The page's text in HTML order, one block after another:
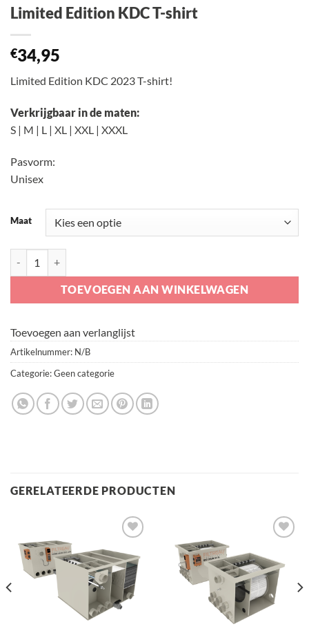
Limited Edition KDC T-shirt
€34,95
Limited Edition KDC 2023 T-shirt!
Verkrijgbaar in de maten:
S | M | L | XL | XXL | XXXL
Pasvorm:
Unisex
Maat
TOEVOEGEN AAN WINKELWAGEN
Toevoegen aan verlanglijst
Artikelnummer: N/B
Categorie:Geen categorie
GERELATEERDE PRODUCTEN
Toevoegen
aan
verlanglijst
aan
verlanglijst